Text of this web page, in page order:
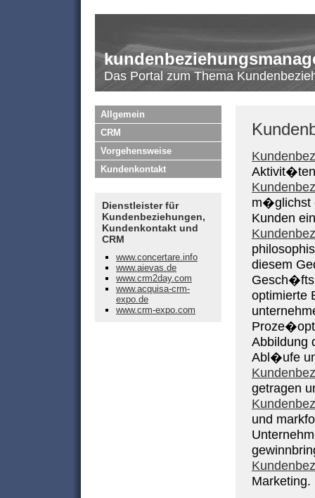
Das Portal zum Thema
Allgemein
CRM
Vorgehensweise
Kundenkontakt
Dienstleister für
Kundenbeziehungen,
Kundenkontakt und
CRM
www.concertare.info
www.aievas.de
www.crm2day.com
www.acquisa-crm-
expo.de
www.crm-expo.com
m�glichst
Kunden
diesem
optimierte
Abbildung
Abl�ufe
getragen
und
Marketing.